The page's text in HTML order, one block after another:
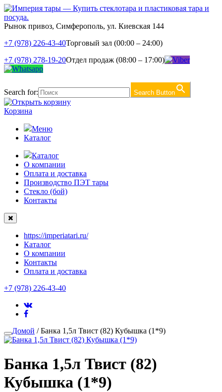
Рынок привоз, Симферополь, ул. Киевская 144
+7 (978) 226-43-40Торговый зал (00:00 – 24:00)
+7 (978) 278-19-20Отдел продаж (08:00 – 17:00)
Search for: Search Button
Корзина
Меню
Каталог
Каталог
О компании
Оплата и доставка
Производство ПЭТ тары
Стекло (бой)
Контакты
https://imperiatari.ru/
Каталог
О компании
Контакты
Оплата и доставка
+7 (978) 226-43-40
Домой / Банка 1,5л Твист (82) Кубышка (1*9)
Банка 1,5л Твист (82)
Кубышка (1*9)